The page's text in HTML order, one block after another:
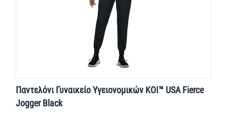
Παντελόνι Γυναικείο Υγειονομικών KOI™ USA Fierce
Jogger Black